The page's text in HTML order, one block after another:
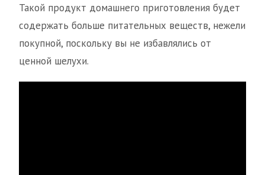
Такой продукт домашнего приготовления будет
содержать больше питательных веществ, нежели
покупной, поскольку вы не избавлялись от
ценной шелухи.